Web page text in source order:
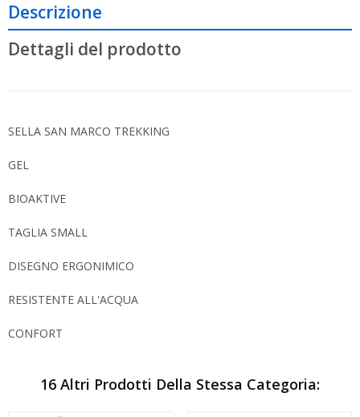
Descrizione
Dettagli del prodotto
SELLA SAN MARCO TREKKING
GEL
BIOAKTIVE
TAGLIA SMALL
DISEGNO ERGONIMICO
RESISTENTE ALL'ACQUA
CONFORT
16 Altri Prodotti Della Stessa Categoria: